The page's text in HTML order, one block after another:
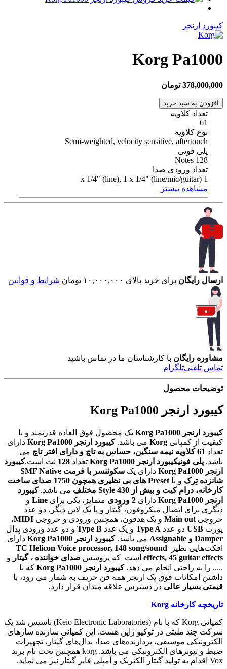
کیبورد ارنجر
Korg Pa1000
378,000,000 تومان
افزودن به سبد خرید
تعداد کلاویه
61
نوع کلاویه
Semi-weighted, velocity sensitive, aftertouch
پلی فونی
128 Notes
تعداد ورودی صدا
1 x 1/4" (line), 1 x 1/4" (line/mic/guitar)
مشاهده بیشتر
ارسال رایگان برای خرید بالای ۱۰,۰۰۰,۰۰۰ تومان شرایط و قوانین
مشاوره رایگان با کارشناسان ما در تماس باشید
تماس تلفنیتلگرام
توضیحات محصول
کیبورد ارنجر Korg Pa1000
کیبورد ارنجر Korg Pa1000
یک محصول فوق العاده قدرتمند و با
کیفیت از کمپانی Korg می باشد.کیبورد ارنجر Korg Pa1000
دارای
تعداد
می
باشد. پلی فونیکیبورد ارنجر Korg Pa1000 تعداد 128 نت است.کیبورد
ارنجر Korg Pa1000
دارای یک
سکوئنسر با فرمت SMF Native
شانزده تِرک و با
Preset های بی نظیری همچون 1750 صدای ساخت
کارخانه، درام کیت و بیش از 430 Style مختلف
می باشد.کیبورد
ارنجر Korg Pa1000
دارای 2 ورودی متمایز، یکی برای Line و
دیگری برای اتصال میکروفون، گیتار و یا یک لاین دیگر، دو عدد
خروجی Main out و یک هدفون، همچنین ورودی و خروجی MIDI،
پورت USB دو عدد Type A و یک عدد Type B و دو عدد ورودی پدال
Damper و Assignable
می باشد.کیبورد ارنجر Korg Pa1000
دارای
افکت‌هایی نظیر TC Helicon Voice processor, 148 song/sound
effects, 45 guitar effects است که پروسس صدای خواننده ، گیتار و
..... را به راحتی انجام می دهد.کیبورد ارنجر Korg Pa1000
که با
داشتن امکانات فوق یک ارنجر همه فن حریف به شمار می رود، با
قیمتی بسیار عالی در دسترس علاقه مندان قرار دارد.
تاریخچه کارخانه Korg
کمپانی Korg که با نام (Keio Electronic Laboratories) تاسیس شد یک
شرکت چند ملیتی در توکیو ژاپن هست. این کمپانی سازنده سازهای
الکترونیکی موسیقی، پردازنده‌های صدا، پدال‌های گیتار، تجهیزات
ضبط و تیونرهای الکترونیکی می باشد. korg همچنین تحت نام برند
Vox اقدام به تولید گیتار الکتریک و آمپلی فایر گیتار نیز می نماید.